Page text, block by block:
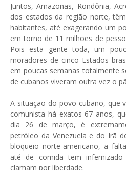
Juntos, Amazonas, Rondônia,
dos estados da região norte,
habitantes, até exagerando um
em torno de 11 milhões de
Pois esta gente toda, um
moradores de cinco Estados
em poucas semanas totalmente
de cubanos viveram outra vez o
A situação do povo cubano, que
comunista há exatos 67 anos,
dia 26 de março, é
petróleo da Venezuela e do Irã
bloqueio norte-americano, a
até de comida tem
clamam por liberdade.